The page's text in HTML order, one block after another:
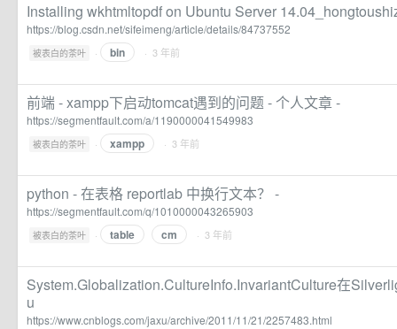
Installing wkhtmltopdf on Ubuntu Server
https://blog.csdn.net/sifeimeng/article/details/84737552
被表白的茶叶 · bin · 3 年前
前端 - xampp下启动tomcat遇到的问题 - 个人文章 -
https://segmentfault.com/a/1190000041549983
被表白的茶叶 · xampp · 3 年前
python - 在表格 reportlab 中换行文本？ -
https://segmentfault.com/q/1010000043265903
被表白的茶叶 · table cm · 3 年前
System.Globalization.CultureInfo.InvariantCulture在
u
https://www.cnblogs.com/jaxu/archive/2011/11/21/2257483.html